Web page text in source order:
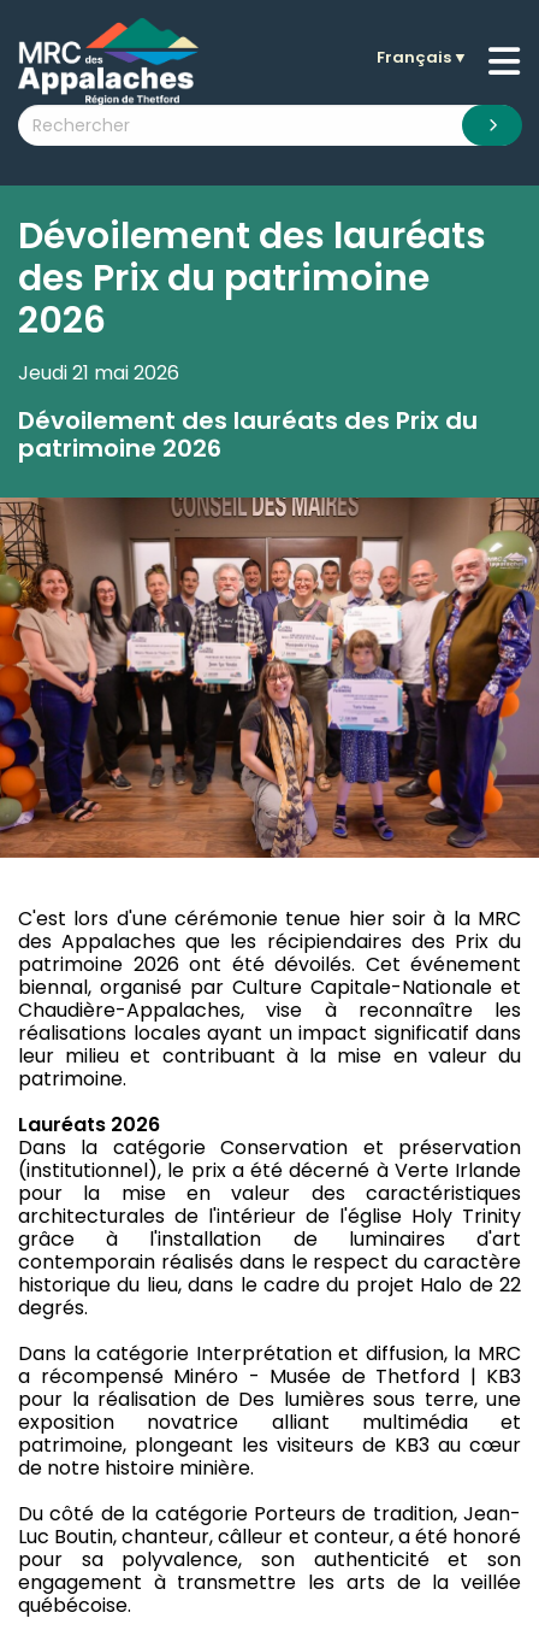
submenu (La MRC )
submenu (Citoyens )
submenu (Nouvelles )
submenu (Documentation )
Français▼
Dévoilement des lauréats
des Prix du patrimoine
2026
Jeudi 21 mai 2026
Dévoilement des lauréats des Prix du
patrimoine 2026
C'est lors d'une cérémonie tenue hier soir à la MRC
des Appalaches que les récipiendaires des Prix du
patrimoine 2026 ont été dévoilés. Cet événement
biennal, organisé par Culture Capitale-Nationale et
Chaudière-Appalaches, vise à reconnaître les
réalisations locales ayant un impact significatif dans
leur milieu et contribuant à la mise en valeur du
patrimoine.
Lauréats 2026
Dans la catégorie Conservation et préservation
(institutionnel), le prix a été décerné à Verte Irlande
pour la mise en valeur des caractéristiques
architecturales de l'intérieur de l'église Holy Trinity
grâce à l'installation de luminaires d'art
contemporain réalisés dans le respect du caractère
historique du lieu, dans le cadre du projet Halo de 22
degrés.
Dans la catégorie Interprétation et diffusion, la MRC
a récompensé Minéro - Musée de Thetford | KB3
pour la réalisation de Des lumières sous terre, une
exposition novatrice alliant multimédia et
patrimoine, plongeant les visiteurs de KB3 au cœur
de notre histoire minière.
Du côté de la catégorie Porteurs de tradition, Jean-
Luc Boutin, chanteur, câlleur et conteur, a été honoré
pour sa polyvalence, son authenticité et son
engagement à transmettre les arts de la veillée
québécoise.